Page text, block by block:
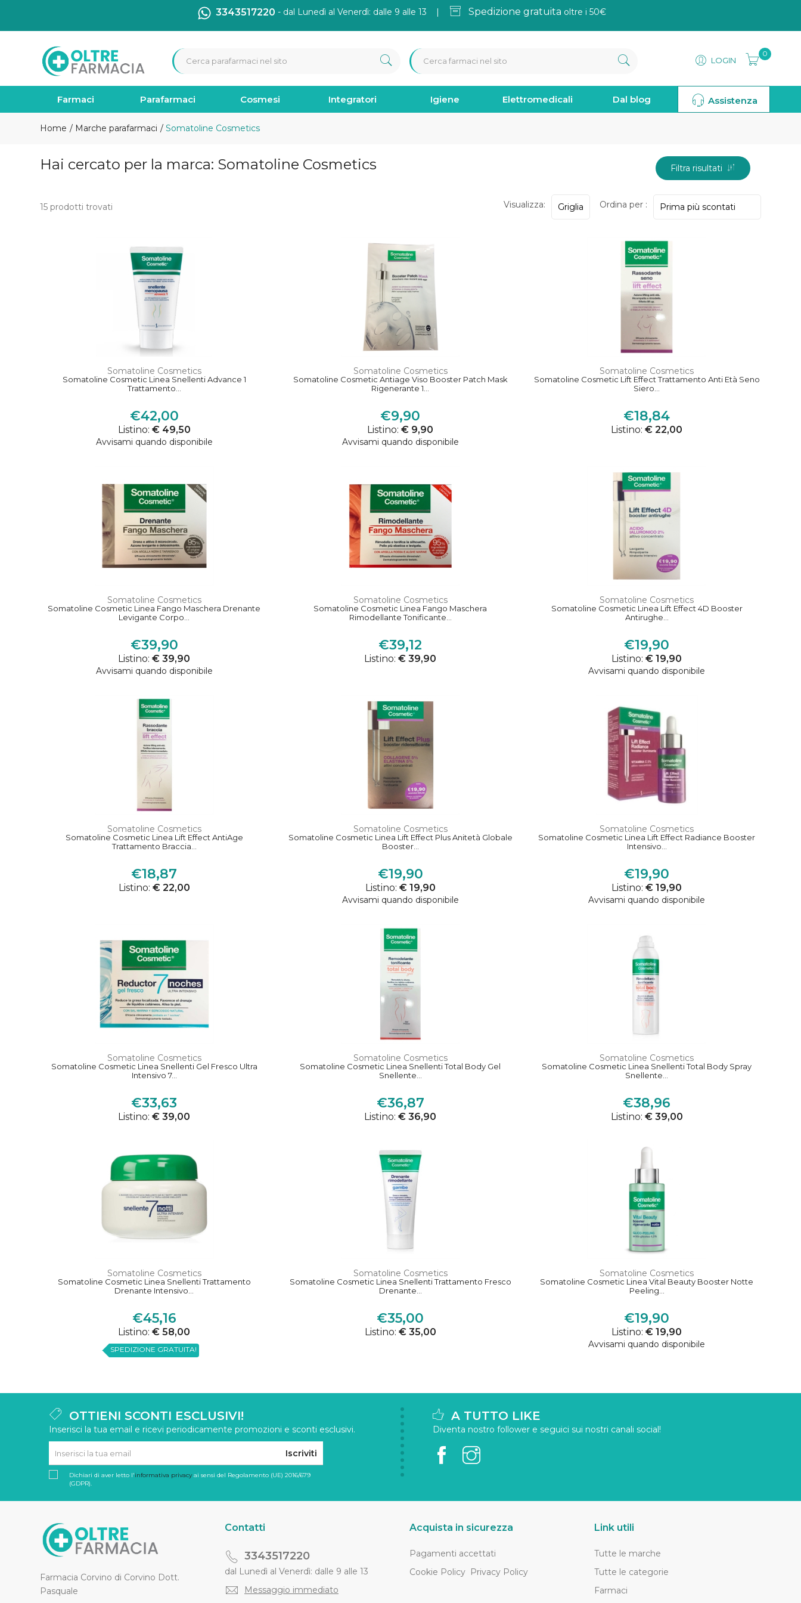
3343517220 - dal Lunedì al Venerdì: dalle 9 alle 13 | Spedizione gratuita oltre i 50€
LOGIN
0
Farmaci Parafarmaci Cosmesi Integratori Igiene Elettromedicali Dal blog Assistenza
Home Marche parafarmaci Somatoline Cosmetics
Hai cercato per la marca: Somatoline Cosmetics Filtra risultati
15 prodotti trovati Visualizza: Ordina per :
Somatoline Cosmetics
Somatoline Cosmetic Linea Snellenti Advance 1
Trattamento...
€42,00
Listino: € 49,50
Avvisami quando disponibile
Somatoline Cosmetics
Somatoline Cosmetic Antiage Viso Booster Patch Mask
Rigenerante 1...
€9,90
Listino:€ 9,90
Avvisami quando disponibile
Somatoline Cosmetics
Somatoline Cosmetic Lift Effect Trattamento Anti Età Seno
Siero...
€18,84
Listino:€ 22,00
Somatoline Cosmetics
Somatoline Cosmetic Linea Fango Maschera Drenante
Levigante Corpo...
€39,90
Listino:€ 39,90
Avvisami quando disponibile
Somatoline Cosmetics
Somatoline Cosmetic Linea Fango Maschera
Rimodellante Tonificante...
€39,12
Listino:€ 39,90
Somatoline Cosmetics
Somatoline Cosmetic Linea Lift Effect 4D Booster
Antirughe...
€19,90
Listino:€ 19,90
Avvisami quando disponibile
Somatoline Cosmetics
Somatoline Cosmetic Linea Lift Effect AntiAge
Trattamento Braccia...
€18,87
Listino: € 22,00
Somatoline Cosmetics
Somatoline Cosmetic Linea Lift Effect Plus Anitetà Globale
Booster...
€19,90
Listino: € 19,90
Avvisami quando disponibile
Somatoline Cosmetics
Somatoline Cosmetic Linea Lift Effect Radiance Booster
Intensivo...
€19,90
Listino:€ 19,90
Avvisami quando disponibile
Somatoline Cosmetics
Somatoline Cosmetic Linea Snellenti Gel Fresco Ultra
Intensivo 7...
€33,63
Listino:€ 39,00
Somatoline Cosmetics
Somatoline Cosmetic Linea Snellenti Total Body Gel
Snellente...
€36,87
Listino:€ 36,90
Somatoline Cosmetics
Somatoline Cosmetic Linea Snellenti Total Body Spray
Snellente...
€38,96
Listino: € 39,00
Somatoline Cosmetics
Somatoline Cosmetic Linea Snellenti Trattamento
Drenante Intensivo...
€45,16
Listino:€ 58,00
SPEDIZIONE GRATUITA!
Somatoline Cosmetics
Somatoline Cosmetic Linea Snellenti Trattamento Fresco
Drenante...
€35,00
Listino: € 35,00
Somatoline Cosmetics
Somatoline Cosmetic Linea Vital Beauty Booster Notte
Peeling...
€19,90
Listino:€ 19,90
Avvisami quando disponibile
OTTIENI SCONTI ESCLUSIVI!
Inserisci la tua email e ricevi periodicamente promozioni e sconti esclusivi.
Iscriviti
Dichiari di aver letto l'informativa privacyai sensi del Regolamento (UE) 2016/679
(GDPR).
A TUTTO LIKE
Diventa nostro follower e seguici sui nostri canali social!
Farmacia Corvino di Corvino Dott.
Pasquale
Contatti
3343517220
dal Lunedì al Venerdì: dalle 9 alle 13
Messaggio immediato
Acquista in sicurezza
Pagamenti accettati
Cookie Policy Privacy Policy
Link utili
Tutte le marche
Tutte le categorie
Farmaci